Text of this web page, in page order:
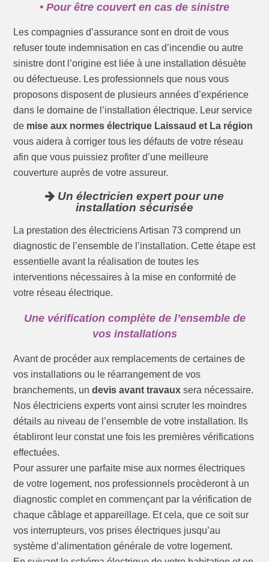
• Pour être couvert en cas de sinistre
Les compagnies d’assurance sont en droit de vous
refuser toute indemnisation en cas d’incendie ou autre
sinistre dont l’origine est liée à une installation désuète
ou défectueuse. Les professionnels que nous vous
proposons disposent de plusieurs années d’expérience
dans le domaine de l’installation électrique. Leur service
de mise aux normes électrique Laissaud et La région
vous aidera à corriger tous les défauts de votre réseau
afin que vous puissiez profiter d’une meilleure
couverture auprès de votre assureur.
Un électricien expert pour une
installation sécurisée
La prestation des électriciens Artisan 73 comprend un
diagnostic de l’ensemble de l’installation. Cette étape est
essentielle avant la réalisation de toutes les
interventions nécessaires à la mise en conformité de
votre réseau électrique.
Une vérification complète de l’ensemble de
vos installations
Avant de procéder aux remplacements de certaines de
vos installations ou le réarrangement de vos
branchements, undevis avant travaux sera nécessaire.
Nos électriciens experts vont ainsi scruter les moindres
détails au niveau de l’ensemble de votre installation. Ils
établiront leur constat une fois les premières vérifications
effectuées.
Pour assurer une parfaite mise aux normes électriques
de votre logement, nos professionnels procèderont à un
diagnostic complet en commençant par la vérification de
chaque câblage et appareillage. Et cela, que ce soit sur
vos interrupteurs, vos prises électriques jusqu’au
système d’alimentation générale de votre logement.